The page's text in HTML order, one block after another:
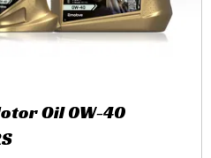
Oil 0W-40